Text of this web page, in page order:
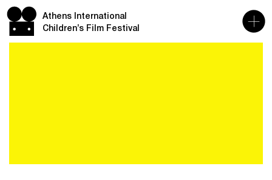
Athens International
Children’s Film Festival